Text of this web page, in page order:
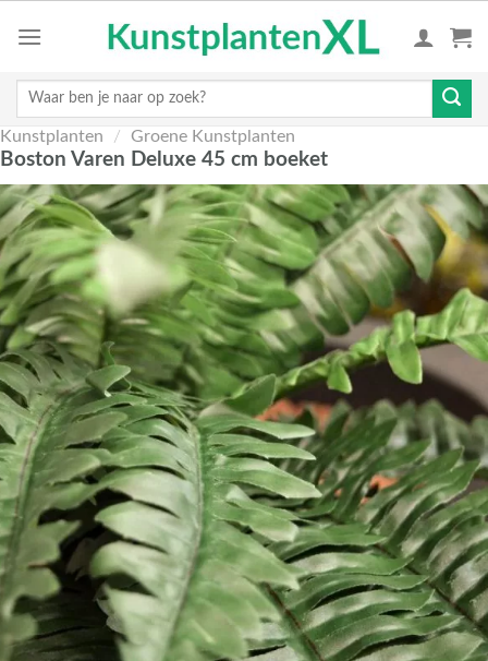
Zoeken
Kunstplanten / Groene Kunstplanten
Boston Varen Deluxe 45 cm boeket